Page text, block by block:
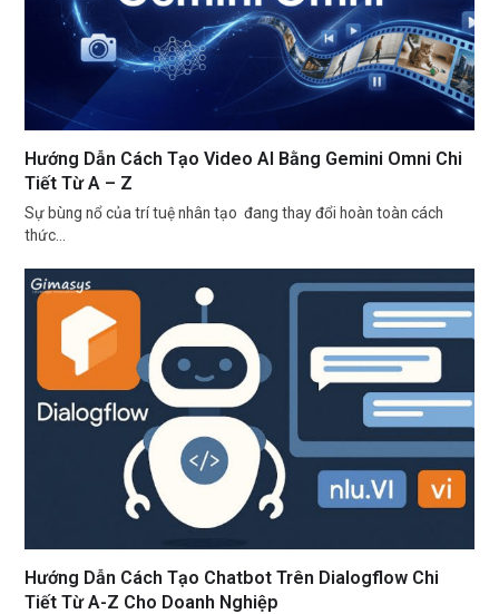
Hướng Dẫn Cách Tạo Video AI Bằng Gemini Omni Chi
Tiết Từ A – Z
Sự bùng nổ của trí tuệ nhân tạo đang thay đổi hoàn toàn cách
thức…
Hướng Dẫn Cách Tạo Chatbot Trên Dialogflow Chi
Tiết Từ A-Z Cho Doanh Nghiệp